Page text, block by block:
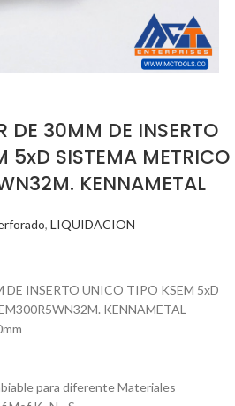
DE 30MM DE INSERTO
5xD SISTEMA METRICO
KENNAMETAL
, LIQUIDACION
DE INSERTO UNICO TIPO KSEM 5xD
KENNAMETAL
para diferente Materiales